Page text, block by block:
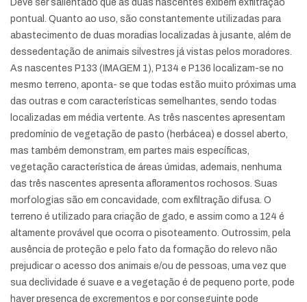
Deve ser salientado que as duas nascentes exibem exfiltração
pontual. Quanto ao uso, são constantemente utilizadas para
abastecimento de duas moradias localizadas à jusante, além de
dessedentação de animais silvestres já vistas pelos moradores.
As nascentes P133 (IMAGEM 1), P134 e P136 localizam-se no
mesmo terreno, aponta- se que todas estão muito próximas uma
das outras e com características semelhantes, sendo todas
localizadas em média vertente. As três nascentes apresentam
predomínio de vegetação de pasto (herbácea) e dossel aberto,
mas também demonstram, em partes mais específicas,
vegetação característica de áreas úmidas, ademais, nenhuma
das três nascentes apresenta afloramentos rochosos. Suas
morfologias são em concavidade, com exfiltração difusa. O
terreno é utilizado para criação de gado, e assim como a 124 é
altamente provável que ocorra o pisoteamento. Outrossim, pela
ausência de proteção e pelo fato da formação do relevo não
prejudicar o acesso dos animais e/ou de pessoas, uma vez que
sua declividade é suave e a vegetação é de pequeno porte, pode
haver presença de excrementos e por conseguinte pode